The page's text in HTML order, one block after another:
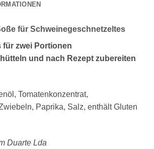
für Schweinegeschnetzeltes
für zwei Portionen
und nach Rezept zubereiten
Tomatenkonzentrat,
Paprika, Salz, enthält Gluten
Duarte Lda